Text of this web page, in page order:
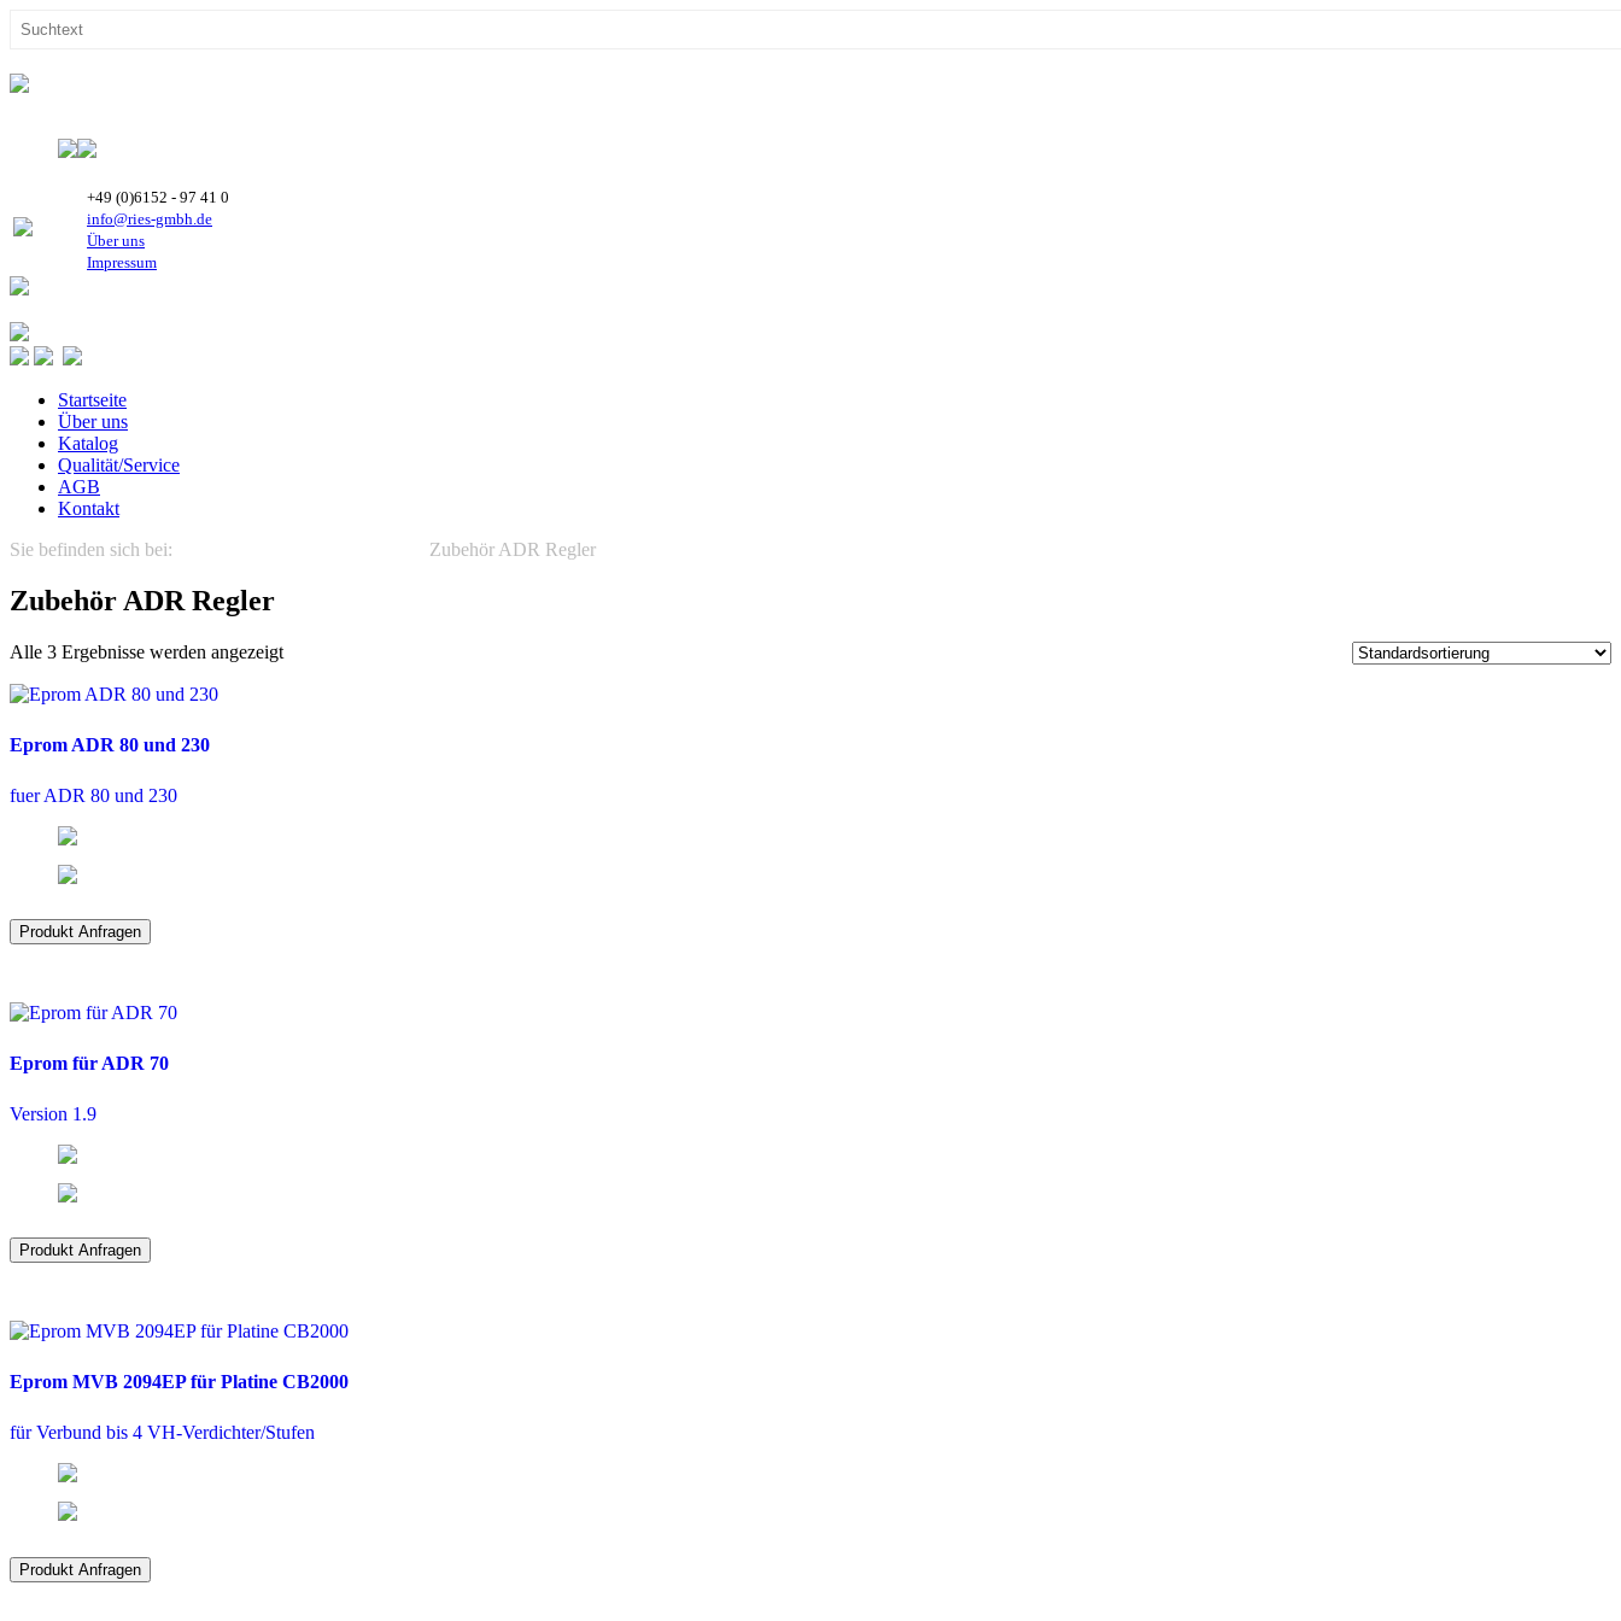
+49 (0)6152 - 97 41 0
info@ries-gmbh.de
Über uns
Impressum
Startseite
Über uns
Katalog
Qualität/Service
AGB
Kontakt
Sie befinden sich bei:
Zubehör ADR Regler
Zubehör ADR Regler
Alle 3 Ergebnisse werden angezeigt
Eprom ADR 80 und 230
fuer ADR 80 und 230
Produkt Anfragen
Eprom für ADR 70
Version 1.9
Produkt Anfragen
Eprom MVB 2094EP für Platine CB2000
für Verbund bis 4 VH-Verdichter/Stufen
Produkt Anfragen